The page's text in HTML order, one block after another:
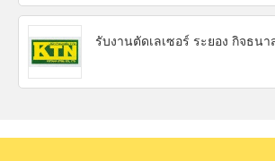
รับงานตัดเลเซอร์ ระยอง กิจธน